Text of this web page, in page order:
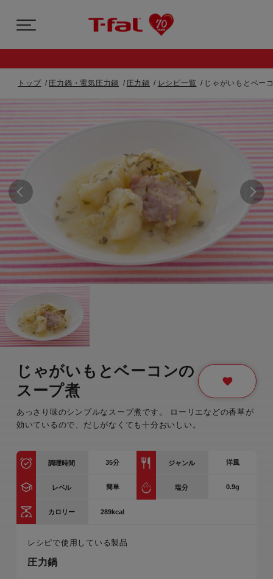
トップ 圧力鍋・電気圧力鍋 圧力鍋 レシピ一覧 じゃがいもとベー
じゃがいもとベーコンの
スープ煮
あっさり味のシンプルなスープ煮です。 ローリエなどの香草が
効いているので、だしがなくても十分おいしい。
調理時間 35分 ジャンル 洋風
レベル 簡単 塩分 0.9g
カロリー 289kcal
レシピで使用している製品
圧力鍋